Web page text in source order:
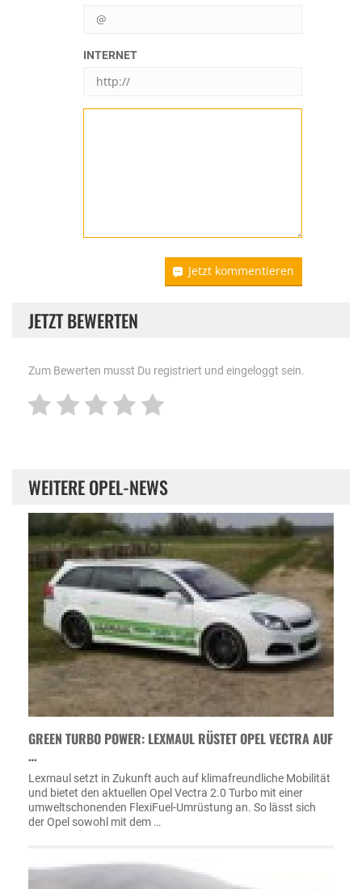
INTERNET
Jetzt kommentieren
JETZT BEWERTEN
Zum Bewerten musst Du registriert und eingeloggt sein.
WEITERE OPEL-NEWS
GREEN TURBO POWER: LEXMAUL RÜSTET OPEL VECTRA AUF
…
Lexmaul setzt in Zukunft auch auf klimafreundliche Mobilität
und bietet den aktuellen Opel Vectra 2.0 Turbo mit einer
umweltschonenden FlexiFuel-Umrüstung an. So lässt sich
der Opel sowohl mit dem …